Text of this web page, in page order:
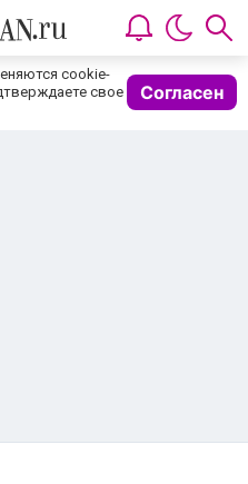
cookie-
свое
Согласен